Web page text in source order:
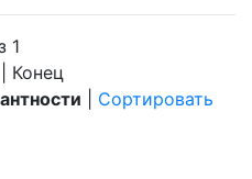
1
Конец
Сортировать